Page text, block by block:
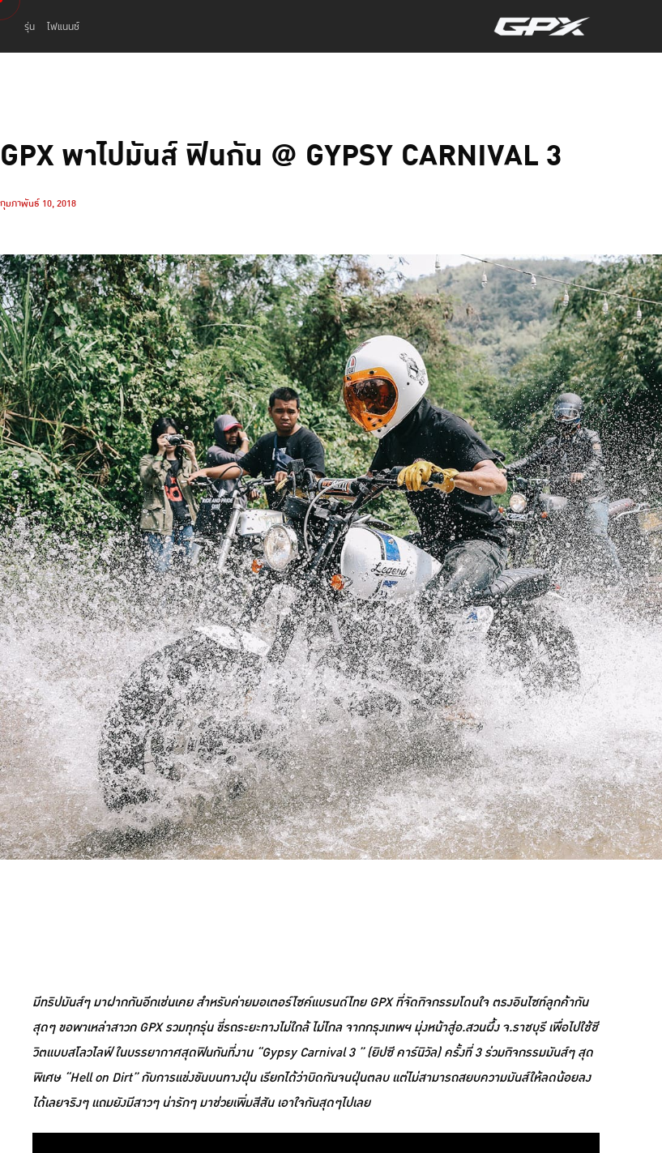
รุ่น ไฟแนนซ์
GPX พาไปมันส์ ฟินกัน @ GYPSY CARNIVAL 3
กุมภาพันธ์ 10, 2018
มีทริปมันส์ๆ มาฝากกันอีกเช่นเคย สำหรับค่ายมอเตอร์ไซค์แบรนด์ไทย GPX ที่จัดกิจกรรมโดนใจ ตรงอินไซท์ลูกค้ากัน
สุดๆ ขอพาเหล่าสาวก GPX รวมทุกรุ่น ขี่รถระยะทางไม่ใกล้ ไม่ไกล จากกรุงเทพฯ มุ่งหน้าสู่อ.สวนผึ้ง จ.ราชบุรี เพื่อไปใช้ชี
วิตแบบสโลวไลฟ์ ในบรรยากาศสุดฟินกันที่งาน “Gypsy Carnival 3 ” (ยิปซี คาร์นิวัล) ครั้งที่ 3 ร่วมกิจกรรมมันส์ๆ สุด
พิเศษ “Hell on Dirt” กับการแข่งขันบนทางฝุ่น เรียกได้ว่าบิดกันจนฝุ่นตลบ แต่ไม่สามารถสยบความมันส์ให้ลดน้อยลง
ได้เลยจริงๆ แถมยังมีสาวๆ น่ารักๆ มาช่วยเพิ่มสีสัน เอาใจกันสุดๆไปเลย